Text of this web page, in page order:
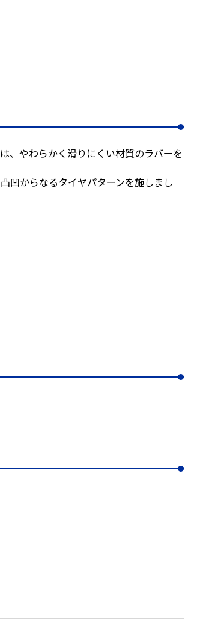
、やわらかく滑りにくい材質のラバーを
凹からなるタイヤパターンを施しまし